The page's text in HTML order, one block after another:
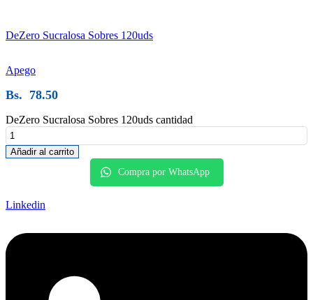
DeZero Sucralosa Sobres 120uds
Apego
Bs. 78.50
DeZero Sucralosa Sobres 120uds cantidad
Añadir al carrito
Compra por WhatsApp
Linkedin